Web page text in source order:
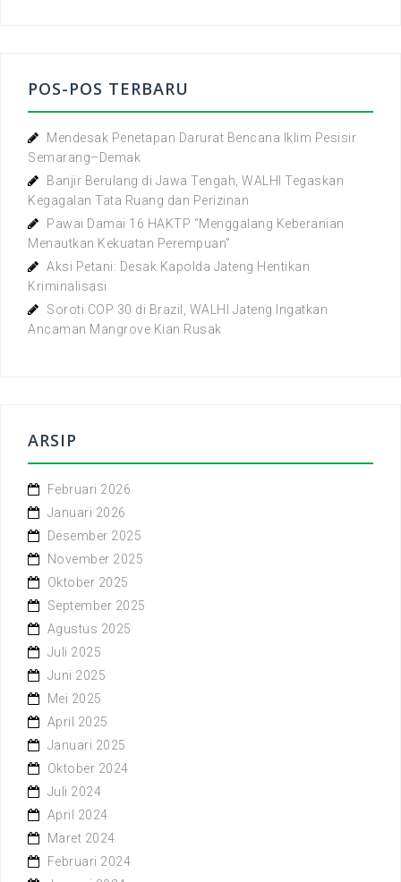
POS-POS TERBARU
Mendesak Penetapan Darurat Bencana Iklim Pesisir
Semarang–Demak
Banjir Berulang di Jawa Tengah, WALHI Tegaskan
Kegagalan Tata Ruang dan Perizinan
Pawai Damai 16 HAKTP “Menggalang Keberanian
Menautkan Kekuatan Perempuan”
Aksi Petani: Desak Kapolda Jateng Hentikan
Kriminalisasi
Soroti COP 30 di Brazil, WALHI Jateng Ingatkan
Ancaman Mangrove Kian Rusak
ARSIP
Februari 2026
Januari 2026
Desember 2025
November 2025
Oktober 2025
September 2025
Agustus 2025
Juli 2025
Juni 2025
Mei 2025
April 2025
Januari 2025
Oktober 2024
Juli 2024
April 2024
Maret 2024
Februari 2024